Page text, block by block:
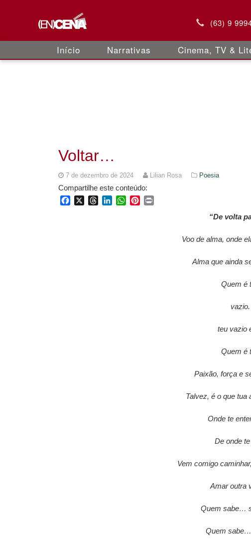
(63) 9
Início Narrativas Cinema, TV &
Voltar…
7 de dezembro de 2024 Lilian Rosa Poesia
Compartilhe este conteúdo:
FacebookThreadsLinkedInWhatsApp
Pinterest
“De volta
Voo de alma, onde
Alma que ainda
Quem é
vazio.
teu vazio
Quem é
Paixão, força e
Talvez, é o que
Onde te
De onde
Vem comigo
Amar outra
Quem sabe…
Quem